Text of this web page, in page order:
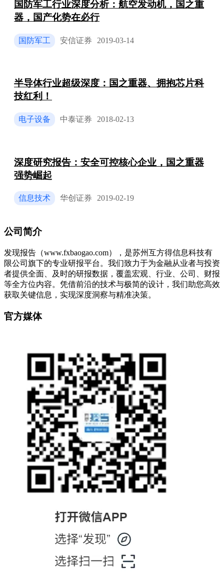
国防军工行业深度分析：航空发动机，国之重
器，国产化势在必行
国防军工 安信证券 2019-03-14
半导体行业超级深度：国之重器、拥抱芯片科
技红利！
电子设备 中泰证券 2018-02-13
深度研究报告：安全可控核心企业，国之重器
强势崛起
信息技术 华创证券 2019-02-19
公司简介
发现报告（www.fxbaogao.com），是苏州互方得信息科技有
限公司旗下的专业研报平台。我们致力于为金融从业者与投资
者提供全面、及时的研报数据，覆盖宏观、行业、公司、财报
等全方位内容。凭借前沿的技术与极简的设计，我们助您高效
获取关键信息，实现深度洞察与精准决策。
官方媒体